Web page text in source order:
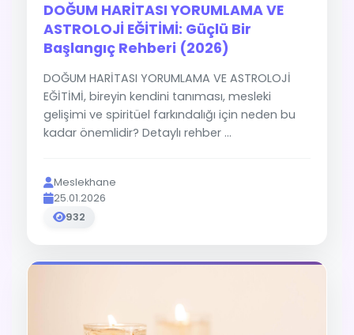
DOĞUM HARİTASI YORUMLAMA VE
ASTROLOJİ EĞİTİMİ: Güçlü Bir
Başlangıç Rehberi (2026)
DOĞUM HARİTASI YORUMLAMA VE ASTROLOJİ
EĞİTİMİ, bireyin kendini tanıması, mesleki
gelişimi ve spiritüel farkındalığı için neden bu
kadar önemlidir? Detaylı rehber ...
Meslekhane
25.01.2026
932